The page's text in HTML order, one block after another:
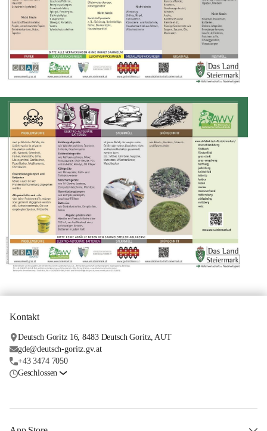
Kontakt
Deutsch Goritz 16, 8483 Deutsch Goritz, AUT
gde@deutsch-goritz.gv.at
+43 3474 7050
Geschlossen